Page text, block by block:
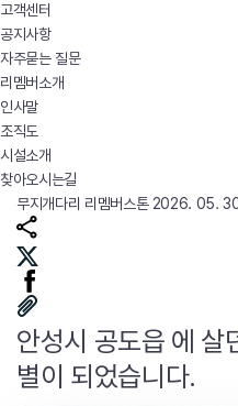
고객센터
공지사항
자주묻는 질문
리멤버소개
인사말
조직도
시설소개
찾아오시는길
무지개다리 리멤버스톤 2026. 05.
안성시 공도읍 에 살
별이 되었습니다.